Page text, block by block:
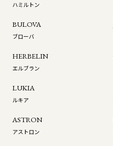
ハミルトン
BULOVA
ブローバ
HERBELIN
エルブラン
LUKIA
ルキア
ASTRON
アストロン